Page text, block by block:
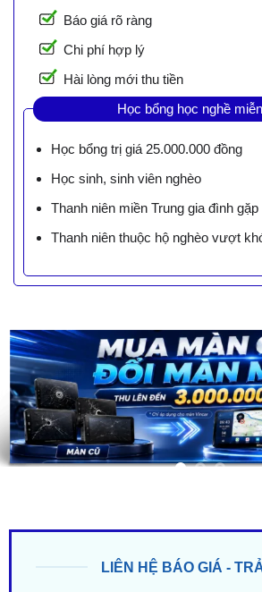
Báo giá rõ ràng
Chi phí hợp lý
Hài lòng mới thu tiền
Học bổng học nghề
Học bổng trị giá 25.000.000 đồng
Học sinh, sinh viên nghèo
Thanh niên miền Trung gia đình
Thanh niên thuộc hộ nghèo vượt